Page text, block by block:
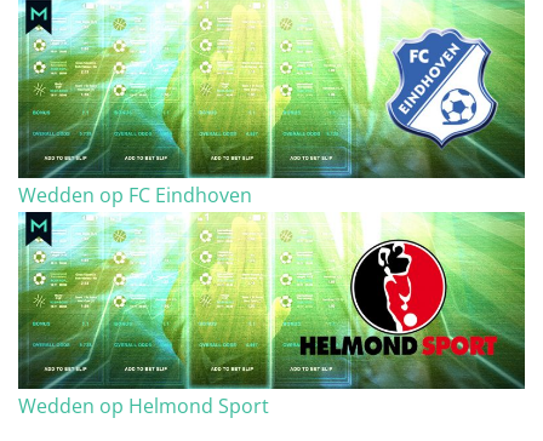
Wedden op FC Eindhoven
Wedden op Helmond Sport